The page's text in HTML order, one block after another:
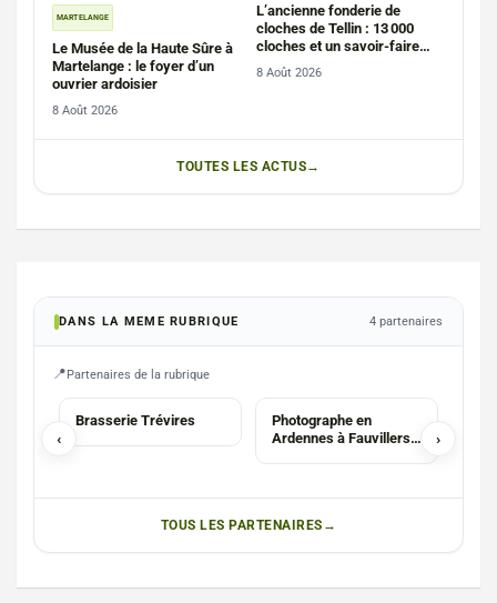
MARTELANGE
Le Musée de la Haute Sûre à
Martelange : le foyer d’un
ouvrier ardoisier
8 Août 2026
L’ancienne fonderie de
cloches de Tellin : 13 000
cloches et un savoir-faire
unique
8 Août 2026
TOUTES LES ACTUS
DANS LA MEME RUBRIQUE 4 partenaires
Partenaires de la rubrique
‹ ›
HORECA
Brasserie Trévires
Photographe en
Ardennes à Fauvillers :
TOUS LES PARTENAIRES